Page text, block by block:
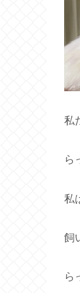
私
ら
私
飼
ら